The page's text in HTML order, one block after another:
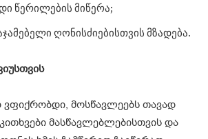
წერილების მიწერა;
ღონისძიებისთვის მზადება.
მოსწავლეებს თავად
მასწავლებლებისთვის და